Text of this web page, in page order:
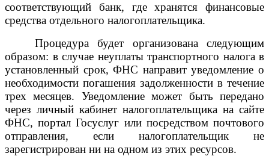
соответствующий банк, где хранятся финансовые
средства отдельного налогоплательщика.
Процедура будет организована следующим
образом: в случае неуплаты транспортного налога в
установленный срок, ФНС направит уведомление о
необходимости погашения задолженности в течение
трех месяцев. Уведомление может быть передано
через личный кабинет налогоплательщика на сайте
ФНС, портал Госуслуг или посредством почтового
отправления, если налогоплательщик не
зарегистрирован ни на одном из этих ресурсов.